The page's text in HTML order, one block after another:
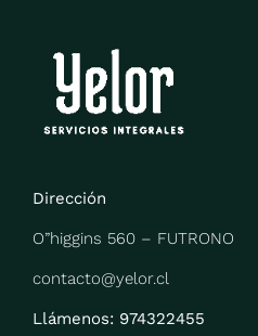
Dirección
O”higgins 560 – FUTRONO
contacto@yelor.cl
Llámenos: 974322455